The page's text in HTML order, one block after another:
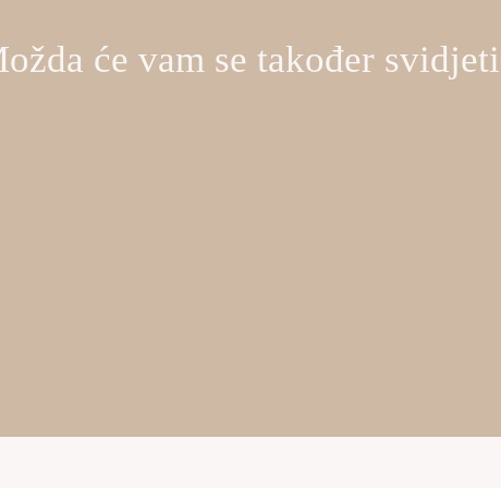
će vam se također